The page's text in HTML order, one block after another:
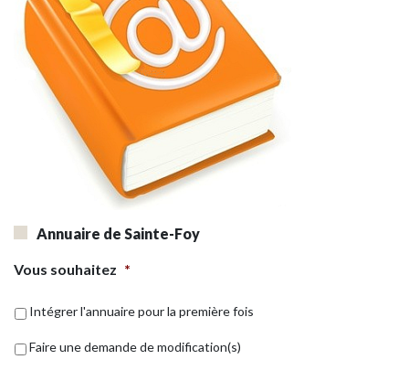
Annuaire de Sainte-Foy
Vous souhaitez *
Intégrer l'annuaire pour la première fois
Faire une demande de modification(s)